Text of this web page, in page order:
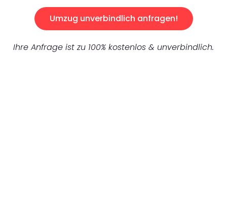
Umzug unverbindlich anfragen!
Ihre Anfrage ist zu 100% kostenlos & unverbindlich.